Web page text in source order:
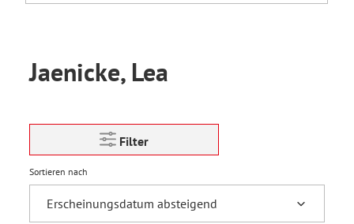
Jaenicke, Lea
Filter
Sortieren nach